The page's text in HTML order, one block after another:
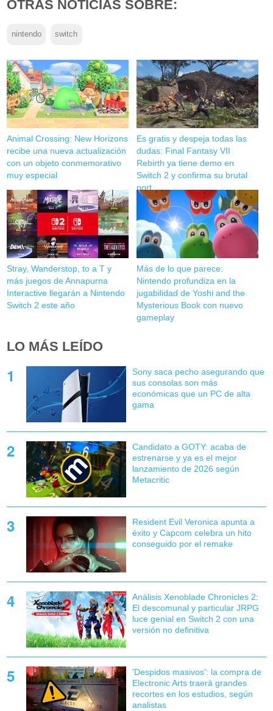
OTRAS NOTICIAS SOBRE:
nintendo switch
Animal Crossing: New Horizons
recibe una nueva actualización
con un objeto conmemorativo
muy especial
Es gratis y despeja todas las
dudas: Final Fantasy VII
Rebirth ya tiene demo en
Switch 2 y confirma su brutal
port
Stray, Wanderstop, to a T y
más juegos de Annapurna
Interactive llegarán a Nintendo
Switch 2 este año
Más de lo que parece:
Nintendo profundiza en la
jugabilidad de Yoshi and the
Mysterious Book con nuevo
gameplay
LO MÁS LEÍDO
Sony saca pecho asegurando que
sus consolas son más
económicas que un PC de alta
gama
Candidato a GOTY: acaba de
estrenarse y ya es el mejor
lanzamiento de 2026 según
Metacritic
Resident Evil Veronica apunta a
éxito y Capcom celebra un hito
conseguido por el remake
Análisis Xenoblade Chronicles 2:
El descomunal y particular JRPG
luce genial en Switch 2 con una
versión no definitiva
'Despidos masivos': la compra de
Electronic Arts traerá grandes
recortes en los estudios, según
analistas